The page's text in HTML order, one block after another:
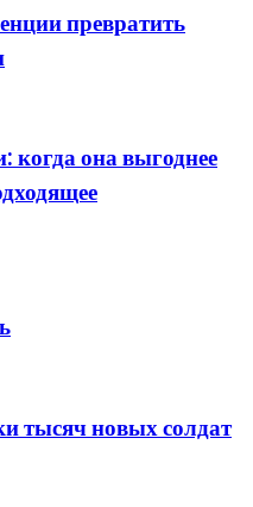
превратить
когда она выгоднее
тысяч новых солдат